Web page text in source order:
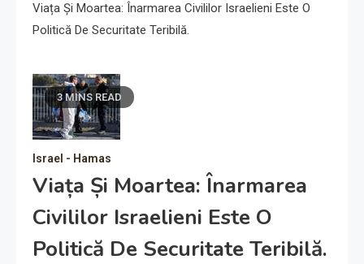
Viața Și Moartea: Înarmarea Civililor Israelieni Este O
Politică De Securitate Teribilă.
3 MINS READ
Israel - Hamas
Viața Și Moartea: Înarmarea
Civililor Israelieni Este O
Politică De Securitate Teribilă.